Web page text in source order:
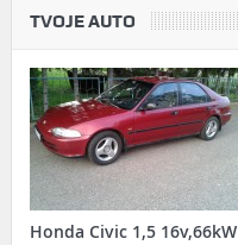
TVOJE AUTO
Honda Civic 1,5 16v,66kW